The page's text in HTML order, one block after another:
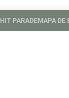
HIT PARADEMAPA DE